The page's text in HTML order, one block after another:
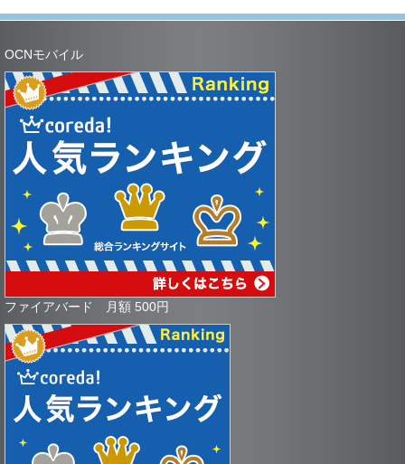
OCNモバイル
ファイアバード 月額 500円